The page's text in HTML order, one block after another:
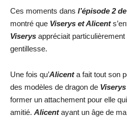
Ces moments dans l’épisode 2
montré que Viserys et Alicent
Viserys appréciait
gentillesse.
Une fois qu’Alicenta fait tout son
des modèles de dragon de Viserys
former un attachement pour elle
amitié. Alicentayant un âge de